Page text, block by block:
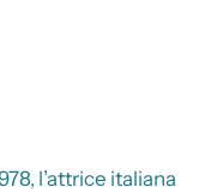
l’attrice italiana